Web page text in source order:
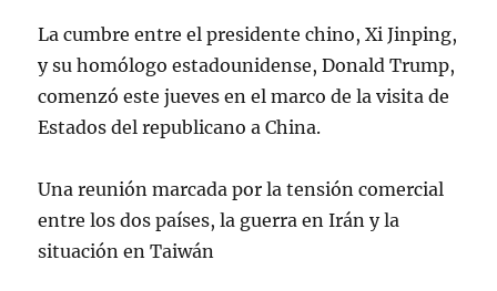
La cumbre entre el presidente chino, Xi Jinping,
y su homólogo estadounidense, Donald Trump,
comenzó este jueves en el marco de la visita de
Estados del republicano a China.
Una reunión marcada por la tensión comercial
entre los dos países, la guerra en Irán y la
situación en Taiwán